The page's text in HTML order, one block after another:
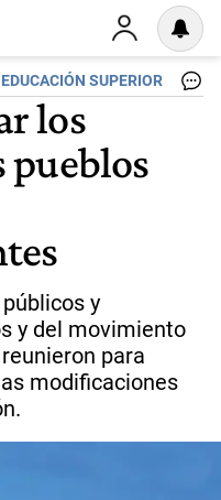
SUPERIOR
los
pueblos
y
y del movimiento
para
modificaciones